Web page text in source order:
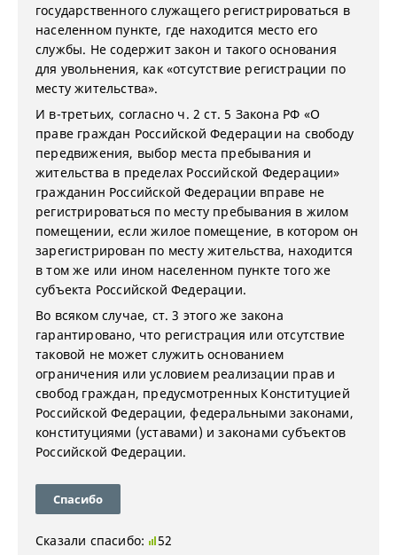
государственного служащего регистрироваться в
населенном пункте, где находится место его
службы. Не содержит закон и такого основания
для увольнения, как «отсутствие регистрации по
месту жительства».
И в-третьих, согласно ч. 2 ст. 5 Закона РФ «О
праве граждан Российской Федерации на свободу
передвижения, выбор места пребывания и
жительства в пределах Российской Федерации»
гражданин Российской Федерации вправе не
регистрироваться по месту пребывания в жилом
помещении, если жилое помещение, в котором он
зарегистрирован по месту жительства, находится
в том же или ином населенном пункте того же
субъекта Российской Федерации.
Во всяком случае, ст. 3 этого же закона
гарантировано, что регистрация или отсутствие
таковой не может служить основанием
ограничения или условием реализации прав и
свобод граждан, предусмотренных Конституцией
Российской Федерации, федеральными законами,
конституциями (уставами) и законами субъектов
Российской Федерации.
Спасибо
Сказали спасибо: 52